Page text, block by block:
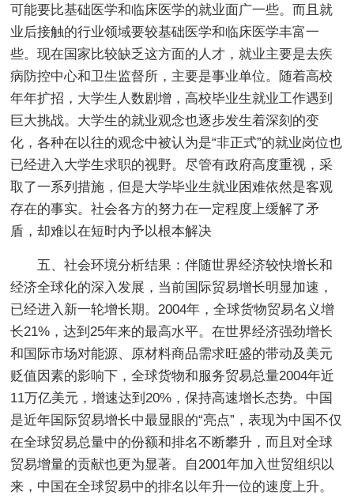
可能要比基础医学和临床医学的就业面广一些。而且就
业后接触的行业领域要较基础医学和临床医学丰富一
些。现在国家比较缺乏这方面的人才，就业主要是去疾
病防控中心和卫生监督所，主要是事业单位。随着高校
年年扩招，大学生人数剧增，高校毕业生就业工作遇到
巨大挑战。大学生的就业观念也逐步发生着深刻的变
化，各种在以往的观念中被认为是“非正式”的就业岗位也
已经进入大学生求职的视野。尽管有政府高度重视，采
取了一系列措施，但是大学毕业生就业困难依然是客观
存在的事实。社会各方的努力在一定程度上缓解了矛
盾，却难以在短时内予以根本解决
五、社会环境分析结果：伴随世界经济较快增长和
经济全球化的深入发展，当前国际贸易增长明显加速，
已经进入新一轮增长期。2004年，全球货物贸易名义增
长21%，达到25年来的最高水平。在世界经济强劲增长
和国际市场对能源、原材料商品需求旺盛的带动及美元
贬值因素的影响下，全球货物和服务贸易总量2004年近
11万亿美元，增速达到20%，保持高速增长态势。中国
是近年国际贸易增长中最显眼的“亮点”，表现为中国不仅
在全球贸易总量中的份额和排名不断攀升，而且对全球
贸易增量的贡献也更为显著。自2001年加入世贸组织以
来，中国在全球贸易中的排名以年升一位的速度上升。